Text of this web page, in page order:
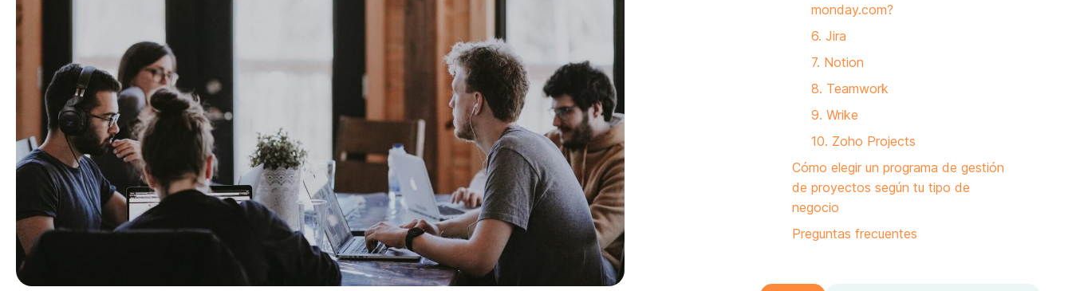
monday.com?
6. Jira
7. Notion
8. Teamwork
9. Wrike
10. Zoho Projects
Cómo elegir un programa de gestión
de proyectos según tu tipo de
negocio
Preguntas frecuentes